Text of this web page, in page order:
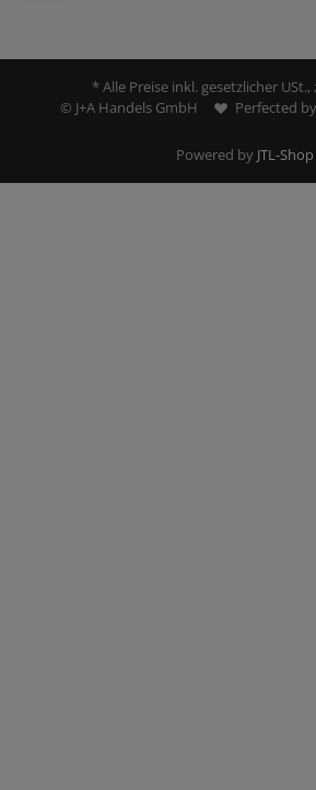
* Alle Preise inkl. gesetzlicher USt.,
© J+A Handels GmbH
Perfected by
Powered by JTL-Shop